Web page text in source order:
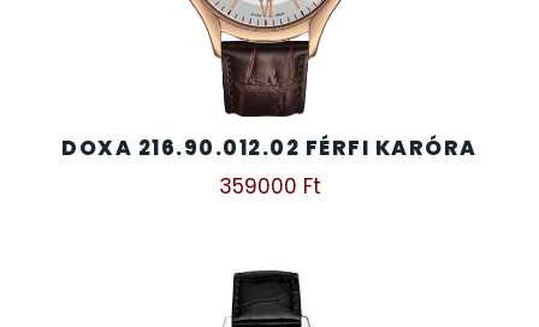
DOXA 216.90.012.02 FÉRFI KARÓRA
359000 Ft